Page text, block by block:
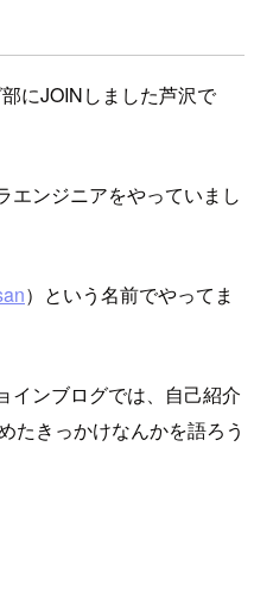
にJOINしました芦沢で
エンジニアをやっていまし
）という名前でやってま
インブログでは、自己紹介
たきっかけなんかを語ろう